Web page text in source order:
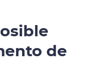
de